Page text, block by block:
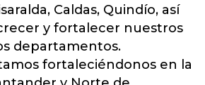
Caldas, Quindío, así
y fortalecer nuestros
departamentos.
fortaleciéndonos en la